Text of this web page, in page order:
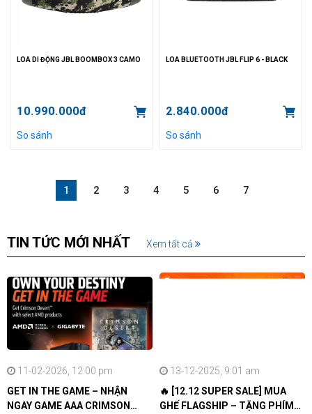
LOA DI ĐỘNG JBL BOOMBOX 3 CAMO
10.990.000đ
So sánh
LOA BLUETOOTH JBL FLIP 6 - BLACK
2.840.000đ
So sánh
1 2 3 4 5 6 7
TIN TỨC MỚI NHẤT Xem tất cả
11-02-2026, 12:00 pm
GET IN THE GAME – NHẬN
NGAY GAME AAA CRIMSON
13-12-2025, 9:01 am
🔥 [12.12 SUPER SALE] MUA
GHẾ FLAGSHIP – TẶNG PHÍM